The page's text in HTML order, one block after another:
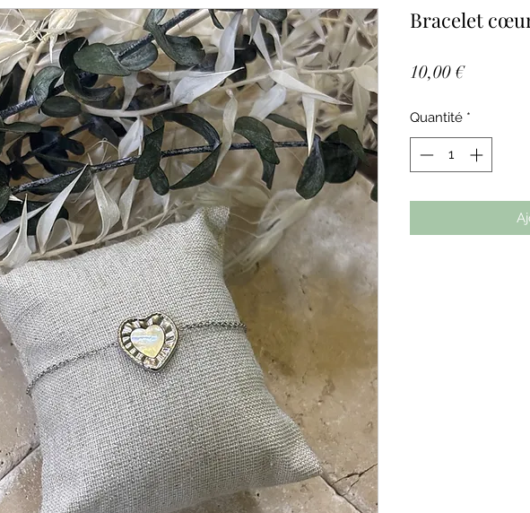
Bracelet
10,00 €Prix
Quantité *